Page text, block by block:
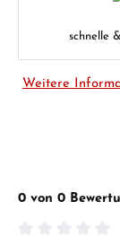
schnelle
Weitere
0 von 0